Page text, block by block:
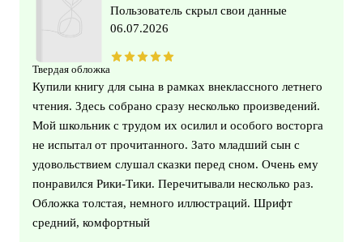
Твердая обложка
Пользователь скрыл свои данные
06.07.2026
Купили книгу для сына в рамках внеклассного летнего
чтения. Здесь собрано сразу несколько произведений.
Мой школьник с трудом их осилил и особого восторга
не испытал от прочитанного. Зато младший сын с
удовольствием слушал сказки перед сном. Очень ему
понравился Рики-Тики. Перечитывали несколько раз.
Обложка толстая, немного иллюстраций. Шрифт
средний, комфортный